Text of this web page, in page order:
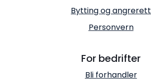
Bytting og angrerett
Personvern
For bedrifter
Bli forhandler